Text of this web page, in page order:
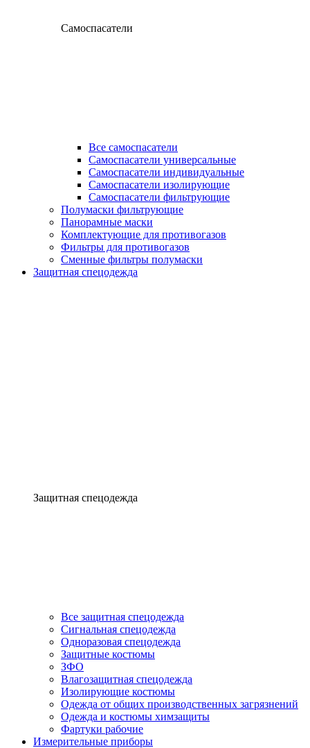
Самоспасатели
Все самоспасатели
Самоспасатели универсальные
Самоспасатели индивидуальные
Самоспасатели изолирующие
Самоспасатели фильтрующие
Полумаски фильтрующие
Панорамные маски
Комплектующие для противогазов
Фильтры для противогазов
Сменные фильтры полумаски
Защитная спецодежда
Защитная спецодежда
Все защитная спецодежда
Сигнальная спецодежда
Одноразовая спецодежда
Защитные костюмы
ЗФО
Влагозащитная спецодежда
Изолирующие костюмы
Одежда от общих производственных загрязнений
Одежда и костюмы химзащиты
Фартуки рабочие
Измерительные приборы